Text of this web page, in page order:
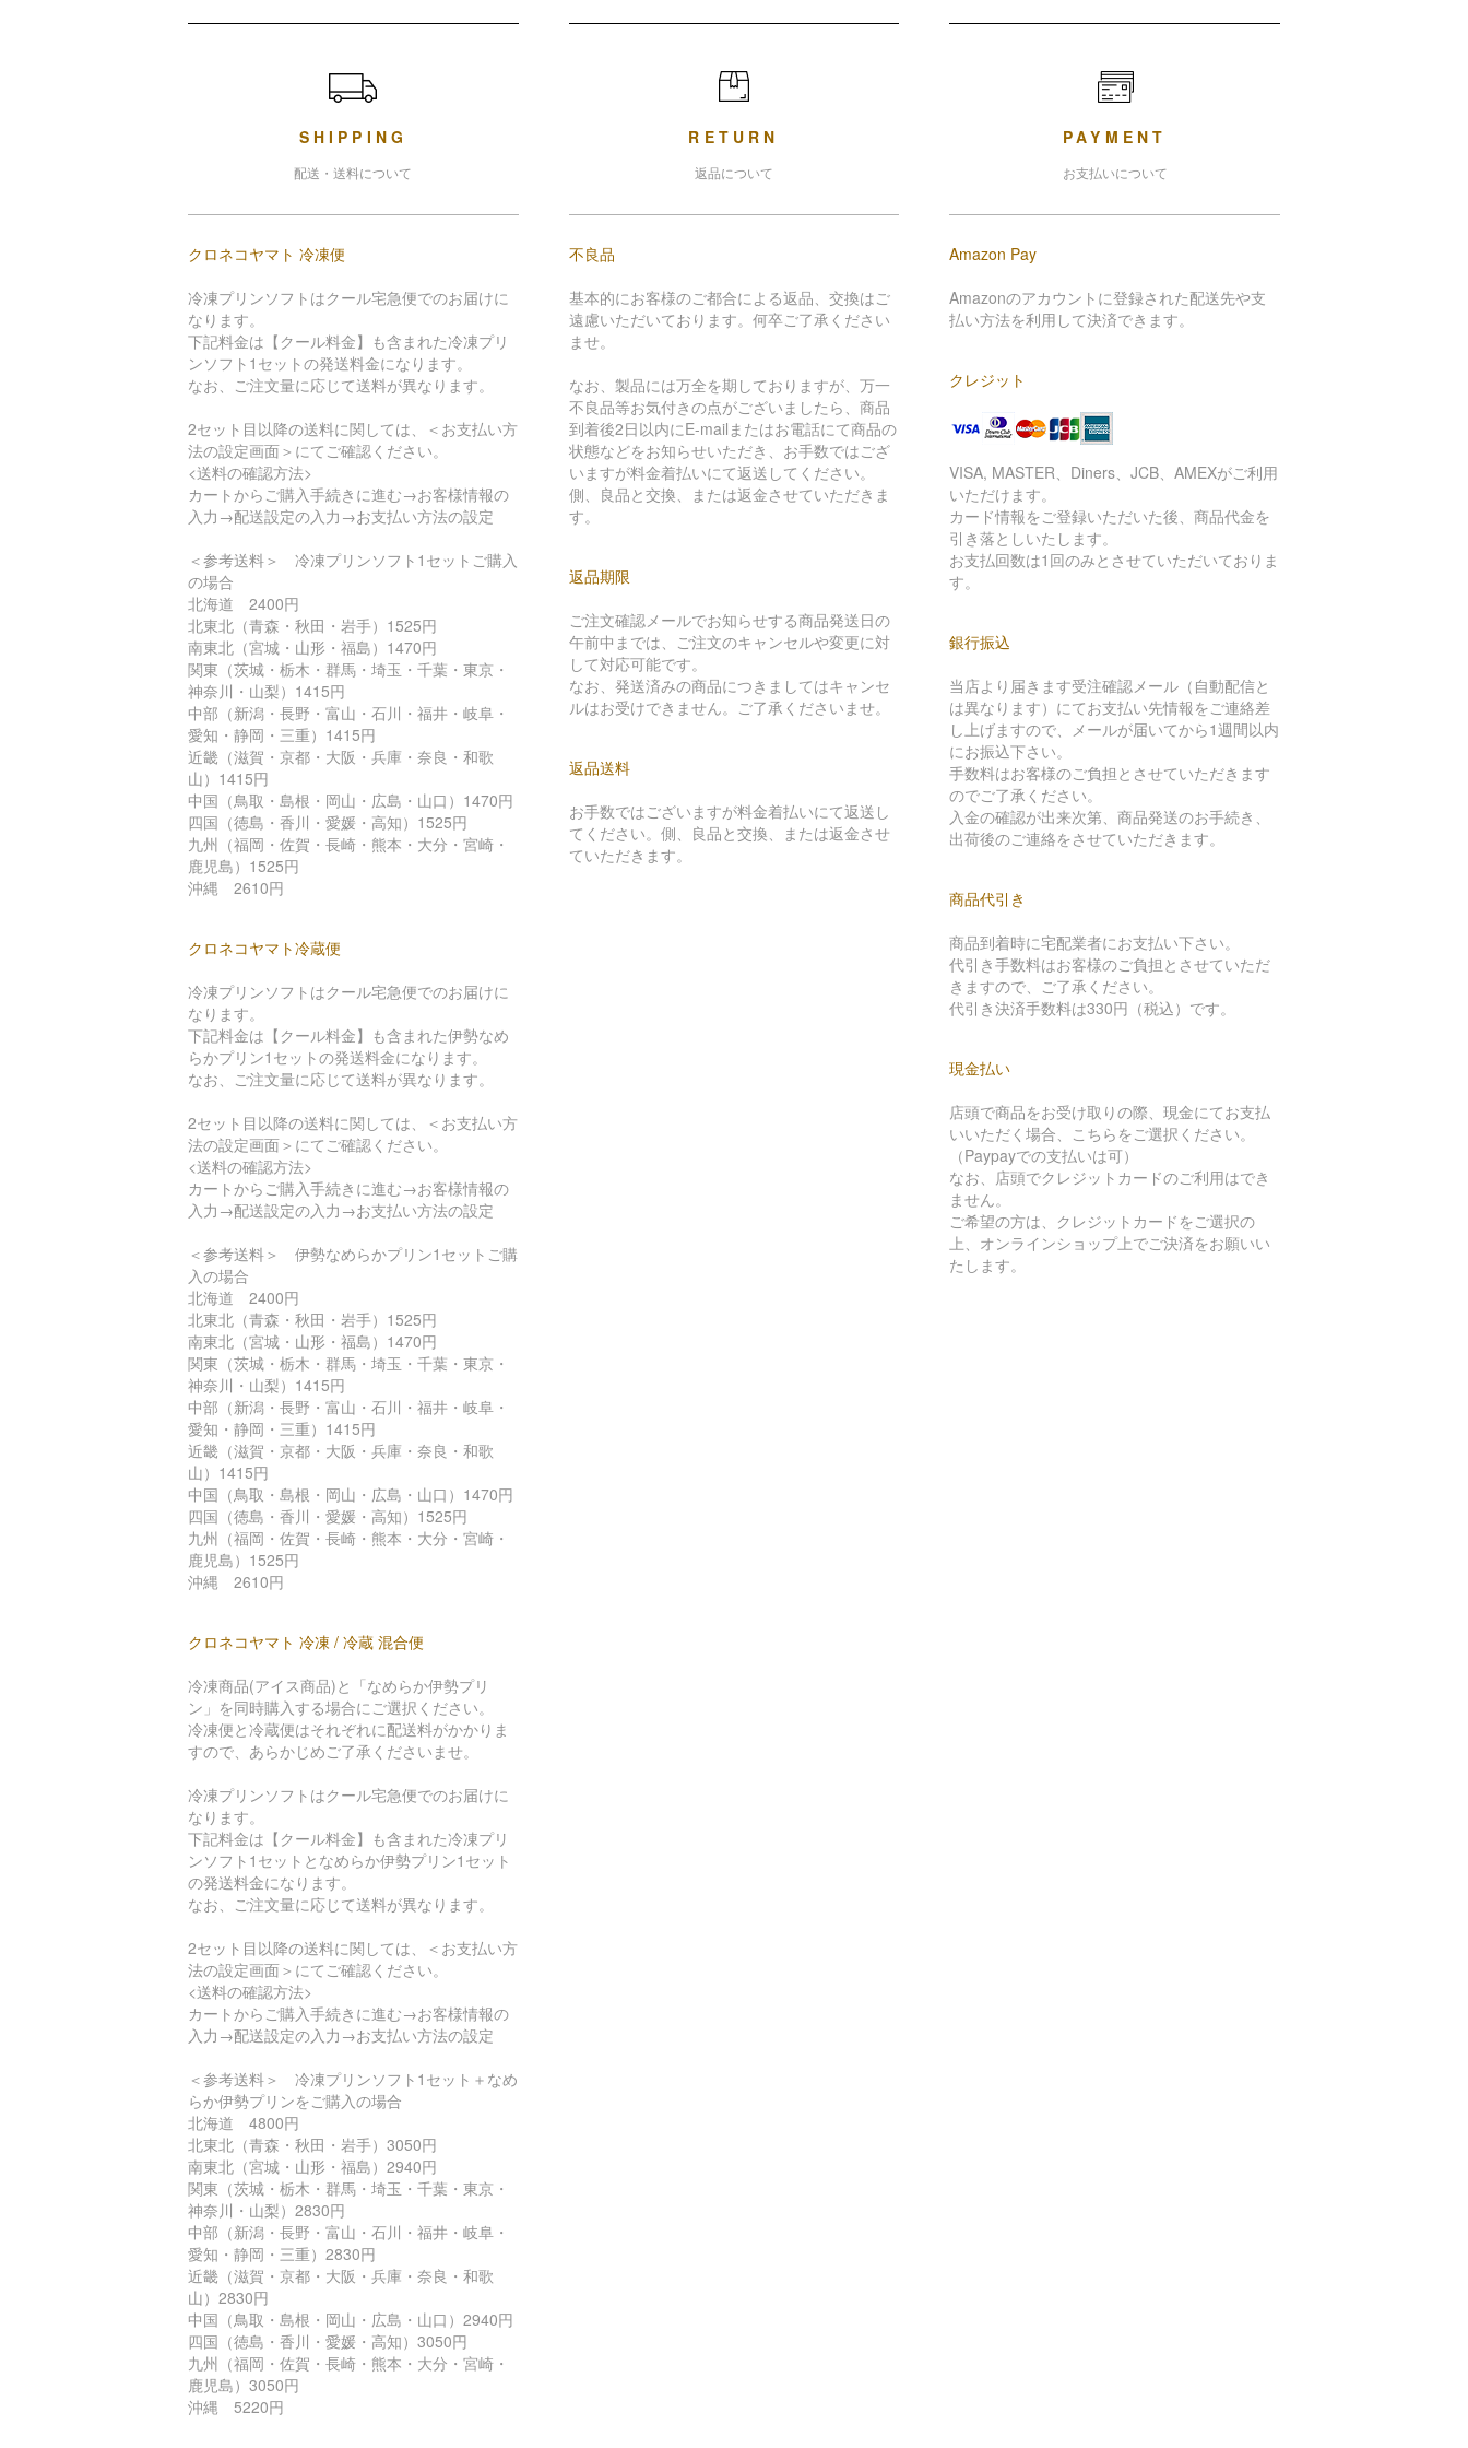
SHIPPING
配送・送料について
クロネコヤマト 冷凍便
冷凍プリンソフトはクール宅急便でのお届けに
なります。
下記料金は【クール料金】も含まれた冷凍プリ
ンソフト1セットの発送料金になります。
なお、ご注文量に応じて送料が異なります。
2セット目以降の送料に関しては、＜お支払い方
法の設定画面＞にてご確認ください。
<送料の確認方法>
カートからご購入手続きに進む→お客様情報の
入力→配送設定の入力→お支払い方法の設定
＜参考送料＞ 冷凍プリンソフト1セットご購入
の場合
北海道 2400円
北東北（青森・秋田・岩手）1525円
南東北（宮城・山形・福島）1470円
関東（茨城・栃木・群馬・埼玉・千葉・東京・
神奈川・山梨）1415円
中部（新潟・長野・富山・石川・福井・岐阜・
愛知・静岡・三重）1415円
近畿（滋賀・京都・大阪・兵庫・奈良・和歌
山）1415円
中国（鳥取・島根・岡山・広島・山口）1470円
四国（徳島・香川・愛媛・高知）1525円
九州（福岡・佐賀・長崎・熊本・大分・宮崎・
鹿児島）1525円
沖縄 2610円
クロネコヤマト冷蔵便
冷凍プリンソフトはクール宅急便でのお届けに
なります。
下記料金は【クール料金】も含まれた伊勢なめ
らかプリン1セットの発送料金になります。
なお、ご注文量に応じて送料が異なります。
2セット目以降の送料に関しては、＜お支払い方
法の設定画面＞にてご確認ください。
<送料の確認方法>
カートからご購入手続きに進む→お客様情報の
入力→配送設定の入力→お支払い方法の設定
＜参考送料＞ 伊勢なめらかプリン1セットご購
入の場合
北海道 2400円
北東北（青森・秋田・岩手）1525円
南東北（宮城・山形・福島）1470円
関東（茨城・栃木・群馬・埼玉・千葉・東京・
神奈川・山梨）1415円
中部（新潟・長野・富山・石川・福井・岐阜・
愛知・静岡・三重）1415円
近畿（滋賀・京都・大阪・兵庫・奈良・和歌
山）1415円
中国（鳥取・島根・岡山・広島・山口）1470円
四国（徳島・香川・愛媛・高知）1525円
九州（福岡・佐賀・長崎・熊本・大分・宮崎・
鹿児島）1525円
沖縄 2610円
クロネコヤマト 冷凍 / 冷蔵 混合便
冷凍商品(アイス商品)と「なめらか伊勢プリ
ン」を同時購入する場合にご選択ください。
冷凍便と冷蔵便はそれぞれに配送料がかかりま
すので、あらかじめご了承くださいませ。
冷凍プリンソフトはクール宅急便でのお届けに
なります。
下記料金は【クール料金】も含まれた冷凍プリ
ンソフト1セットとなめらか伊勢プリン1セット
の発送料金になります。
なお、ご注文量に応じて送料が異なります。
2セット目以降の送料に関しては、＜お支払い方
法の設定画面＞にてご確認ください。
<送料の確認方法>
カートからご購入手続きに進む→お客様情報の
入力→配送設定の入力→お支払い方法の設定
＜参考送料＞ 冷凍プリンソフト1セット＋なめ
らか伊勢プリンをご購入の場合
北海道 4800円
北東北（青森・秋田・岩手）3050円
南東北（宮城・山形・福島）2940円
関東（茨城・栃木・群馬・埼玉・千葉・東京・
神奈川・山梨）2830円
中部（新潟・長野・富山・石川・福井・岐阜・
愛知・静岡・三重）2830円
近畿（滋賀・京都・大阪・兵庫・奈良・和歌
山）2830円
中国（鳥取・島根・岡山・広島・山口）2940円
四国（徳島・香川・愛媛・高知）3050円
九州（福岡・佐賀・長崎・熊本・大分・宮崎・
鹿児島）3050円
沖縄 5220円
RETURN
返品について
不良品
基本的にお客様のご都合による返品、交換はご
遠慮いただいております。何卒ご了承ください
ませ。
なお、製品には万全を期しておりますが、万一
不良品等お気付きの点がございましたら、商品
到着後2日以内にE-mailまたはお電話にて商品の
状態などをお知らせいただき、お手数ではござ
いますが料金着払いにて返送してください。
側、良品と交換、または返金させていただきま
す。
返品期限
ご注文確認メールでお知らせする商品発送日の
午前中までは、ご注文のキャンセルや変更に対
して対応可能です。
なお、発送済みの商品につきましてはキャンセ
ルはお受けできません。ご了承くださいませ。
返品送料
お手数ではございますが料金着払いにて返送し
てください。側、良品と交換、または返金させ
ていただきます。
PAYMENT
お支払いについて
Amazon Pay
Amazonのアカウントに登録された配送先や支
払い方法を利用して決済できます。
クレジット
VISA, MASTER、Diners、JCB、AMEXがご利用
いただけます。
カード情報をご登録いただいた後、商品代金を
引き落としいたします。
お支払回数は1回のみとさせていただいておりま
す。
銀行振込
当店より届きます受注確認メール（自動配信と
は異なります）にてお支払い先情報をご連絡差
し上げますので、メールが届いてから1週間以内
にお振込下さい。
手数料はお客様のご負担とさせていただきます
のでご了承ください。
入金の確認が出来次第、商品発送のお手続き、
出荷後のご連絡をさせていただきます。
商品代引き
商品到着時に宅配業者にお支払い下さい。
代引き手数料はお客様のご負担とさせていただ
きますので、ご了承ください。
代引き決済手数料は330円（税込）です。
現金払い
店頭で商品をお受け取りの際、現金にてお支払
いいただく場合、こちらをご選択ください。
（Paypayでの支払いは可）
なお、店頭でクレジットカードのご利用はでき
ません。
ご希望の方は、クレジットカードをご選択の
上、オンラインショップ上でご決済をお願いい
たします。